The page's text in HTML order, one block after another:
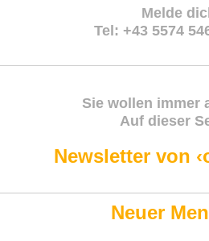
Melde
Tel: +43 5574
Sie wollen immer
Auf dieser
Newsletter von
Neuer